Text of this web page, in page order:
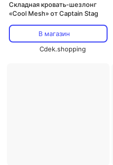
Складная кровать-шезлонг
«Cool Mesh» от Captain Stag
В магазин
Cdek.shopping